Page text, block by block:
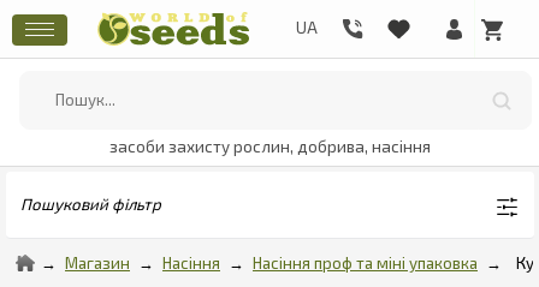
засоби захисту рослин, добрива, насіння
Пошуковий фільтр
Магазин Насіння Насіння проф та міні упаковка